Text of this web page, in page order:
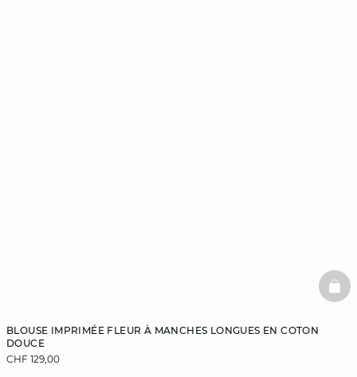
BLOUSE IMPRIMÉE FLEUR À MANCHES LONGUES EN COTON
DOUCE
CHF 129,00